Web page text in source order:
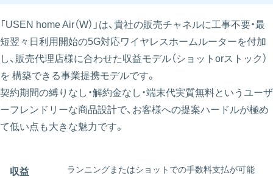
「USEN home Air（W）」は、貴社の販売チャネルに工事不要・最
短翌々日利用開始の5G対応ワイヤレスホームルーターを付加
し、販売代理店様に合わせた収益モデル（ショットorストック）
を 構築できる事業提携モデルです。
契約期間の縛りなし・解約金なし・端末代実質無料というユーザ
ーフレンドリーな商品設計で、お客様への提案ハードルが極め
て低い点も大きな魅力です。
収益 ランニングまたはショットでの⼿数料⽀払が可能